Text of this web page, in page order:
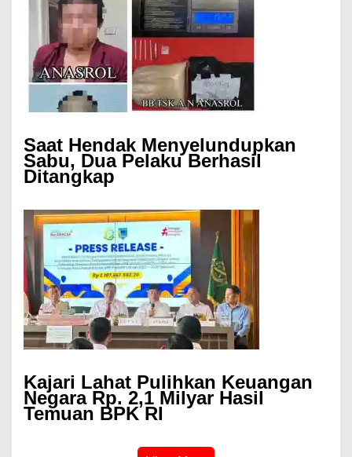
Saat Hendak Menyelundupkan
Sabu, Dua Pelaku Berhasil
Ditangkap
Kajari Lahat Pulihkan Keuangan
Negara Rp. 2,1 Milyar Hasil
Temuan BPK RI